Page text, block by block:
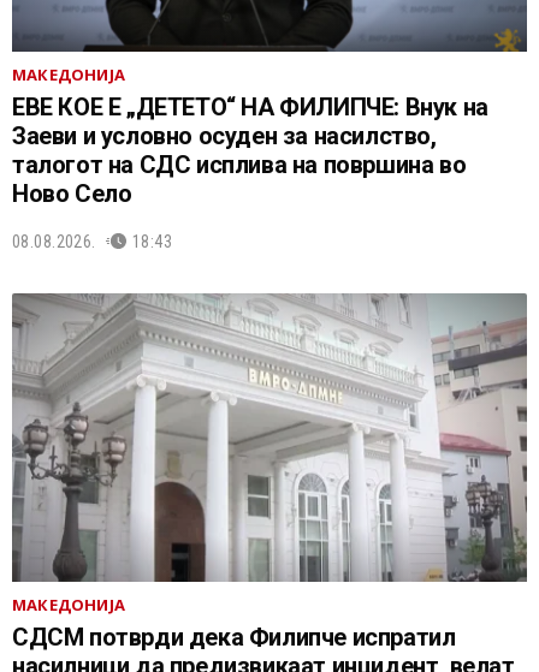
МАКЕДОНИЈА
ЕВЕ КОЕ Е „ДЕТЕТО“ НА ФИЛИПЧЕ: Внук на
Заеви и условно осуден за насилство,
талогот на СДС исплива на површина во
Ново Село
08.08.2026. 18:43
МАКЕДОНИЈА
СДСМ потврди дека Филипче испратил